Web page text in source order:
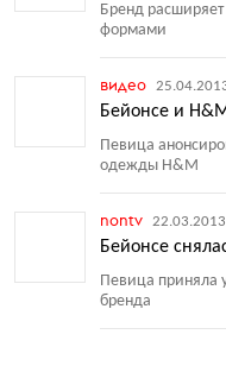
Бренд
формами
видео
Бейонсе и
Певица
одежды H&M
nontv
Бейонсе
Певица приняла
бренда